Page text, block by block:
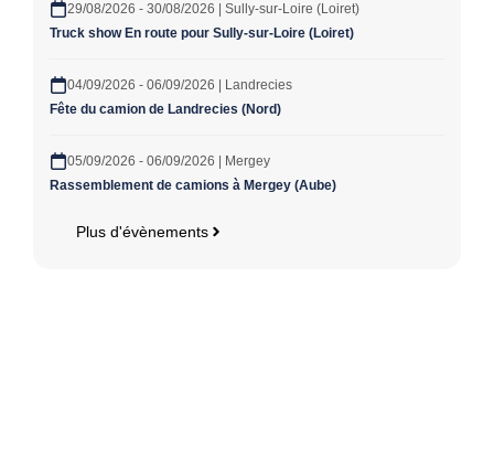
29/08/2026 - 30/08/2026 | Sully-sur-Loire (Loiret)
Truck show En route pour Sully-sur-Loire (Loiret)
04/09/2026 - 06/09/2026 | Landrecies
Fête du camion de Landrecies (Nord)
05/09/2026 - 06/09/2026 | Mergey
Rassemblement de camions à Mergey (Aube)
Plus d'évènements